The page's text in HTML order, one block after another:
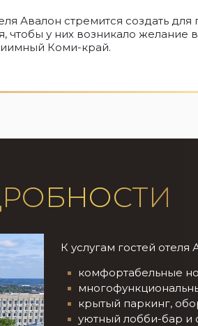
Авалон стремится создать для
чтобы у них возникало желание
Коми-край.
К услугам гостей отеля
комфортабельные
крытый паркинг,
уютный лобби-бар и